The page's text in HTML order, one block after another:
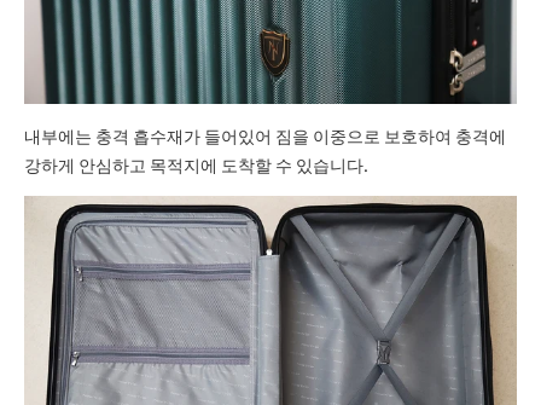
내부에는 충격 흡수재가 들어있어 짐을 이중으로 보호하여 충격에
강하게 안심하고 목적지에 도착할 수 있습니다.